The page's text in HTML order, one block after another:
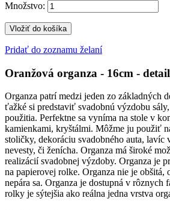
Množstvo:
Vložiť do košíka
Pridať do zoznamu želaní
Oranžová organza - 16cm -
Organza patrí medzi jeden zo základných
ťažké si predstaviť svadobnú výzdobu
použitia. Perfektne sa vyníma na stole v
kamienkami, kryštálmi. Môžme ju použiť
stoličky, dekoráciu svadobného auta, lavíc
nevesty, či ženícha. Organza má široké
realizácií svadobnej výzdoby. Organza je
na papierovej rolke. Organza nie je obšitá,
nepára sa. Organza je dostupná v rôznych
rolky je sýtejšia ako reálna jedna vrstva